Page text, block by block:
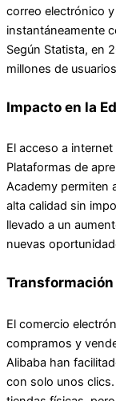
correo electrónico
instantáneamente
Según Statista, en
millones de
Impacto en la
El acceso a
Plataformas de
Academy permiten
alta calidad sin
llevado a un
nuevas
El comercio
compramos y
Alibaba han
con solo unos